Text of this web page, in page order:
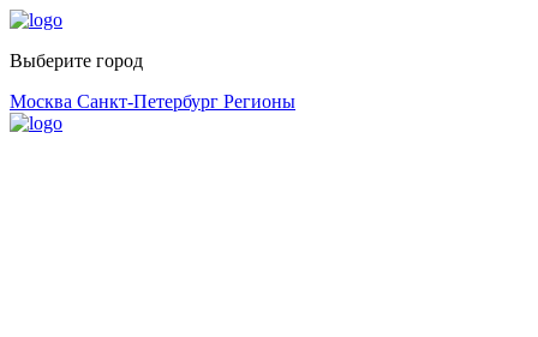
Выберите город
Москва Санкт-Петербург Регионы